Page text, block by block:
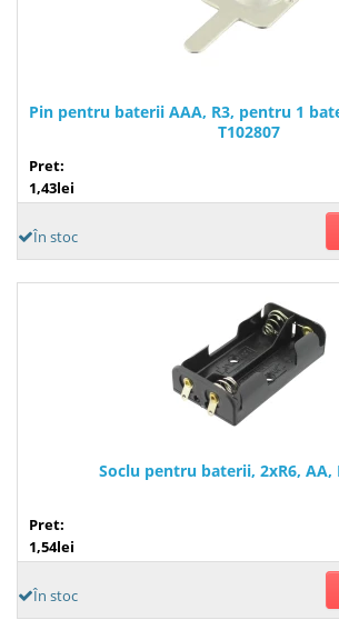
Pin pentru baterii AAA, R3, pentru 1
T102807
Pret:
1,43lei
În stoc
Soclu pentru baterii, 2xR6, AA,
Pret:
1,54lei
În stoc